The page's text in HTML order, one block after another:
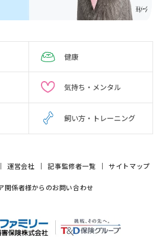
健康
気持ち・メンタル
飼い方・トレーニング
運営会社 記事監修者一覧 サイトマップ
関係者様からのお問い合わせ